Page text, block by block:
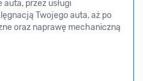
auta, przez usługi
Twojego auta, aż po
oraz naprawę mechaniczną